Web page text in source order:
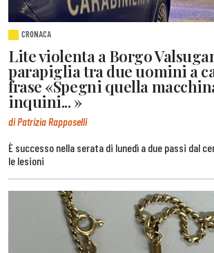
CRONACA
Lite violenta a Borgo
parapiglia tra due uomini a
frase «Spegni quella
inquini... »
di Patrizia Rapposelli
È successo nella serata di lunedì a due passi dal
le lesioni